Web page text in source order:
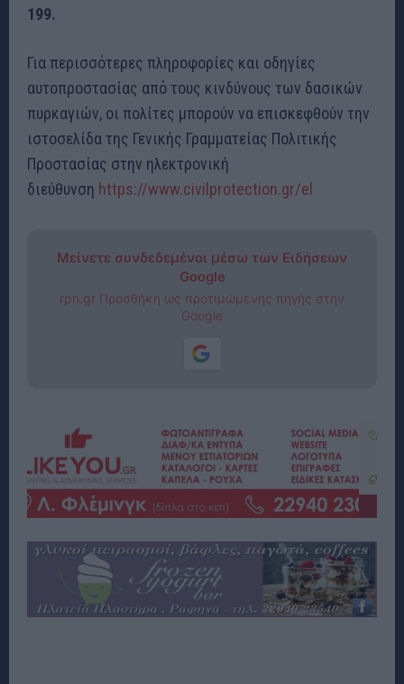
199.
Για περισσότερες πληροφορίες και οδηγίες
αυτοπροστασίας από τους κινδύνους των δασικών
πυρκαγιών, οι πολίτες μπορούν να επισκεφθούν την
ιστοσελίδα της Γενικής Γραμματείας Πολιτικής
Προστασίας στην ηλεκτρονική
διεύθυνση https://www.civilprotection.gr/el
Μείνετε συνδεδεμένοι μέσω των Ειδήσεων
Google
rpn.gr Προσθήκη ως προτιμώμενης πηγής στην
Google